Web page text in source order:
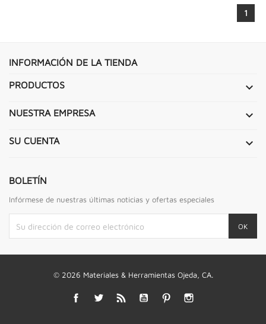
1
INFORMACIÓN DE LA TIENDA
PRODUCTOS 
NUESTRA EMPRESA 
SU CUENTA 
BOLETÍN
Infórmese de nuestras últimas noticias y ofertas especiales
© 2026 Materiales & Herramientas Ojeda, CA.
Facebook Twitter YouTube Pinterest